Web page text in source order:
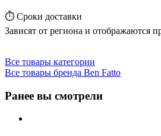
⏱️ Сроки доставки
Зависят от региона и отображаются
Все товары категории
Все товары бренда Ben Fatto
Ранее вы смотрели